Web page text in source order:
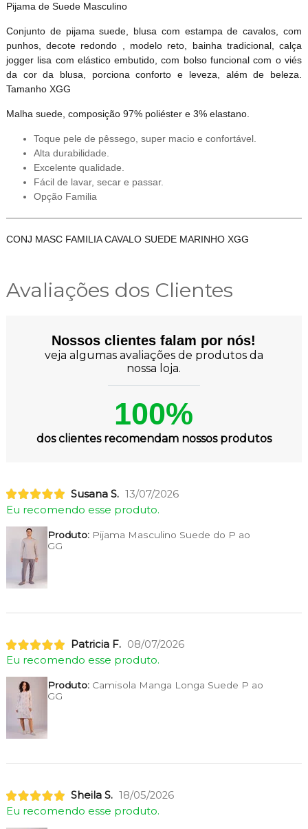
Pijama de Suede Masculino
Conjunto de pijama suede, blusa com estampa de cavalos, com
punhos, decote redondo , modelo reto, bainha tradicional, calça
jogger lisa com elástico embutido, com bolso funcional com o viés
da cor da blusa, porciona conforto e leveza, além de beleza.
Tamanho XGG
Malha suede, composição 97% poliéster e 3% elastano.
Toque pele de pêssego, super macio e confortável.
Alta durabilidade.
Excelente qualidade.
Fácil de lavar, secar e passar.
Opção Familia
CONJ MASC FAMILIA CAVALO SUEDE MARINHO XGG
Avaliações dos Clientes
Nossos clientes falam por nós!
veja algumas avaliações de produtos da
nossa loja.
100%
dos clientes recomendam nossos produtos
Susana S. 13/07/2026
Eu recomendo esse produto.
Produto:Pijama Masculino Suede do P ao
GG
Patricia F. 08/07/2026
Eu recomendo esse produto.
Produto:Camisola Manga Longa Suede P ao
GG
Sheila S. 18/05/2026
Eu recomendo esse produto.